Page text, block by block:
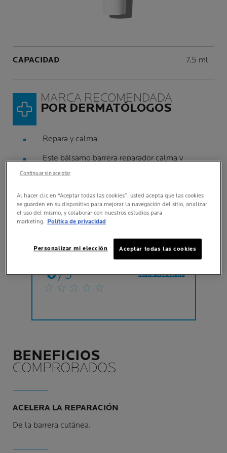
CAPACIDAD Volume
7.5 ml
MARCA RECOMENDADA
POR DERMATÓLOGOS
Repara y calma
Este bálsamo barrera reparador calma y
secas
Eficacia inmediata: alivia desde la primera
aplicación.
0/5 View all reviews
BENEFICIOS
COMPROBADOS
ACELERA LA REPARACIÓN
De la barrera cutánea.
Al hacer clic en “Aceptar todas las cookies”, usted acepta que las cookies
se guarden en su dispositivo para mejorar la navegación del sitio, analizar
el uso del mismo, y colaborar con nuestros estudios para
marketing. Política de privacidad
Aceptar todas las cookies
Personalizar mi elección
Continuar sin aceptar